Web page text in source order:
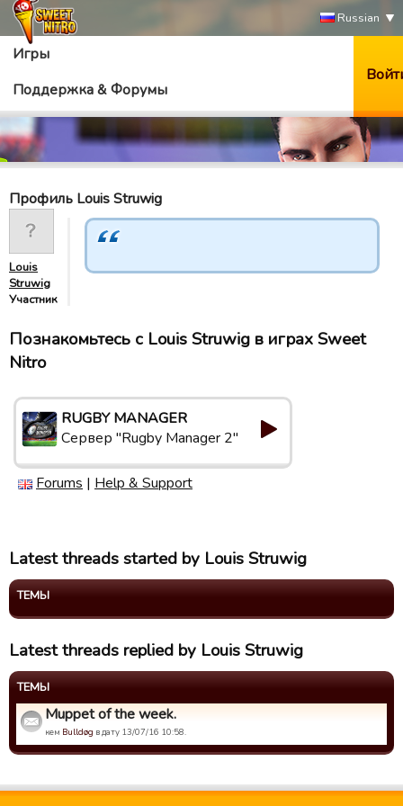
Russian
Игры
Поддержка & Форумы
Профиль Louis Struwig
Louis
Struwig
Участник
Познакомьтесь с Louis Struwig в играх Sweet
Nitro
RUGBY MANAGER
Сервер "Rugby Manager 2"
Forums | Help & Support
Latest threads started by Louis Struwig
ТЕМЫ
Latest threads replied by Louis Struwig
ТЕМЫ
Muppet of the week.
кем Bulldøg в дату 13/07/16 10:58.